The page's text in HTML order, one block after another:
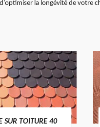
la longévité de votre
SUR TOITURE 40